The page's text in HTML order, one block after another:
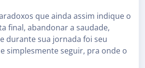
que ainda assim indique o
final, abandonar a saudade,
durante sua jornada foi seu
simplesmente seguir, pra onde o